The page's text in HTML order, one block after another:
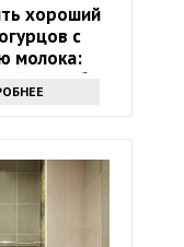
хороший
с
молока:
способ